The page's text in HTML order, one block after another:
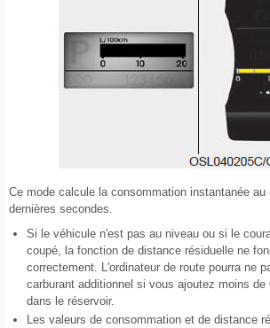
Ce mode calcule la consommation instantanée au
dernières secondes.
Si le véhicule n'est pas au niveau ou si le
coupé, la fonction de distance résiduelle ne
correctement. L'ordinateur de route pourra ne
carburant additionnel si vous ajoutez moins
dans le réservoir.
Les valeurs de consommation et de distance